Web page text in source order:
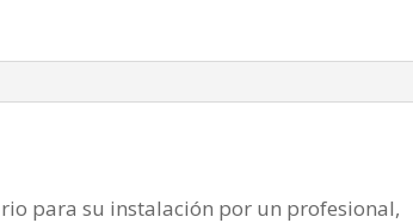
para su instalación por un profesional,